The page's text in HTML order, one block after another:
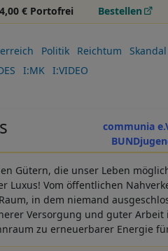
€ Portofrei Bestellen
Politik Reichtum
Skandal
I:MK I:VIDEO
communia
Gütern, die unser Leben
Luxus! Vom öffentlichen
in dem niemand
Versorgung und guter
zu erneuerbarer Energie